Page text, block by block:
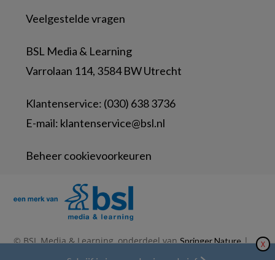
Veelgestelde vragen
BSL Media & Learning
Varrolaan 114, 3584 BW Utrecht
Klantenservice: (030) 638 3736
E-mail: klantenservice@bsl.nl
Beheer cookievoorkeuren
© BSL Media & Learning, onderdeel van Springer Nature | X